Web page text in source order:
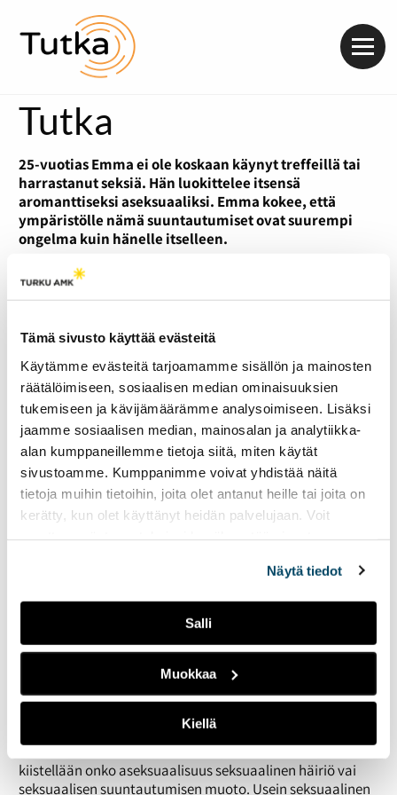
Tämä sivusto käyttää evästeitä
Käytämme evästeitä tarjoamamme sisällön ja mainosten
räätälöimiseen, sosiaalisen median ominaisuuksien
tukemiseen ja kävijämäärämme analysoimiseen. Lisäksi
jaamme sosiaalisen median, mainosalan ja analytiikka-
alan kumppaneillemme tietoja siitä, miten käytät
sivustoamme. Kumppanimme voivat yhdistää näitä
tietoja muihin tietoihin, joita olet antanut heille tai joita on
kerätty, kun olet käyttänyt heidän palvelujaan. Voit
Näytä tiedot
Salli
Muokkaa
Kiellä
Tutka
25-vuotias Emma ei ole koskaan käynyt treffeillä tai
harrastanut seksiä. Hän luokittelee itsensä
aromanttiseksi aseksuaaliksi. Emma kokee, että
ympäristölle nämä suuntautumiset ovat suurempi
ongelma kuin hänelle itselleen.
Aseksuaalisuus ja aromanttisuus ovat huonosti
tunnettuja termejä ja niihin liittyy paljon ennakkoluuloja.
Aseksuaali henkilö kokee vain vähän tai ei lainkaan
seksuaalista vetovoimaa muita ihmisiä kohtaan. Edelleen
kiistellään onko aseksuaalisuus seksuaalinen häiriö vai
seksuaalisen suuntautumisen muoto. Usein seksuaalinen